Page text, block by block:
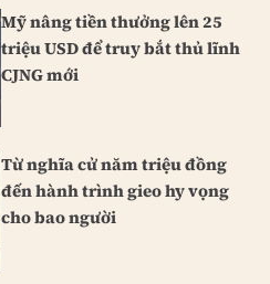
Mỹ nâng tiền thưởng lên 25
triệu USD để truy bắt thủ lĩnh
CJNG mới
Từ nghĩa cử năm triệu đồng
đến hành trình gieo hy vọng
cho bao người